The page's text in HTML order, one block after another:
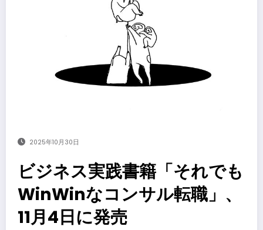
2025年10月30日
ビジネス実践書籍「それでも
WinWinなコンサル転職」、
11月4日に発売